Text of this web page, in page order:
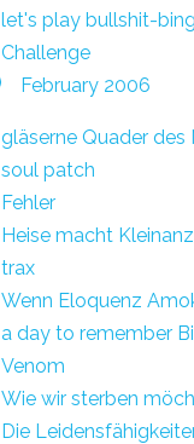
let's play bullshit-
Challenge
February 2006
gläserne Quader des
soul patch
Fehler
Heise macht
trax
Wenn Eloquenz
a day to remember
Venom
Wie wir sterben
Die